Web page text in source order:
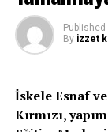
mesafenin
alanlarını ve
işletme
ve dezenfekte
giriş ve
Published
By izzet
İskele Esnaf
Kırmızı,